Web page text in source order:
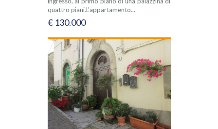
quattro piani.L'appartamento...
€ 130.000